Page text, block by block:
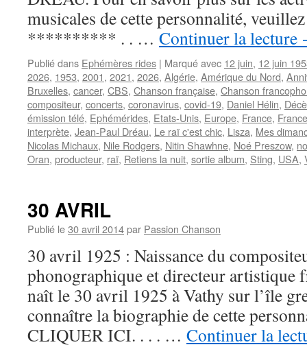
musicales de cette personnalité,
********** . . … Continuer la lecture
Publié dans Ephémères rides | Marqué avec 12 juin, 12 juin
2026, 1953, 2001, 2021, 2026, Algérie, Amérique du Nord,
Bruxelles, cancer, CBS, Chanson française, Chanson
compositeur, concerts, coronavirus, covid-19, Daniel Hélin,
émission télé, Ephémérides, Etats-Unis, Europe, France,
interprète, Jean-Paul Dréau, Le raï c'est chic, Lisza, Mes
Nicolas Michaux, Nile Rodgers, Nitin Shawhne, Noé Preszow,
Oran, producteur, raï, Retiens la nuit, sortie album, Sting, USA,
30 AVRIL
Publié le30 avril 2014par Passion Chanson
30 avril 1925 : Naissance du
phonographique et directeur artistique
naît le 30 avril 1925 à Vathy sur l’île
connaître la biographie de cette
CLIQUER ICI. . . . … Continuer la